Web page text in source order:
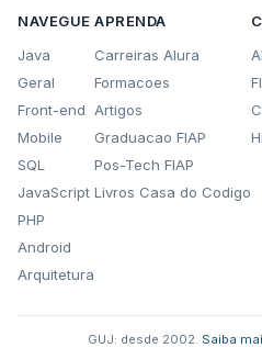
NAVEGUE
Java
Geral
Front-end
Mobile
SQL
JavaScript
PHP
Android
Arquitetura
APRENDA
Carreiras Alura
Formacoes
Artigos
Graduacao FIAP
Pos-Tech FIAP
Livros Casa do Codigo
GUJ: desde 2002. Saiba